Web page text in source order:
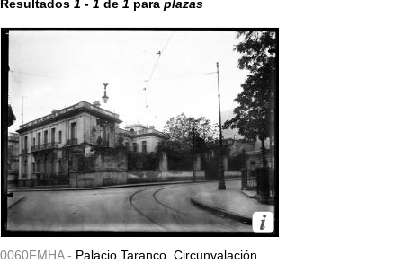
Resultados 1 - 1 de 1 para plazas
0060FMHA - Palacio Taranco. Circunvalación